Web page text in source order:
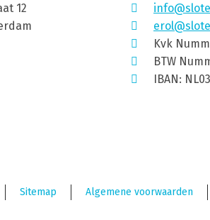
12
Kvk
BTW
IBAN:
Sitemap Algemene voorwaarden